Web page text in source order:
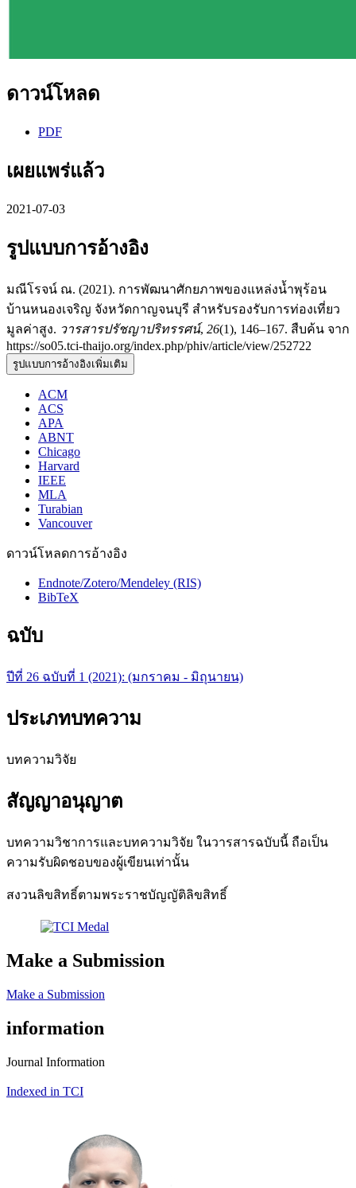
ดาวน์โหลด
PDF
เผยแพร่แล้ว
2021-07-03
รูปแบบการอ้างอิง
มณีโรจน์ ณ. (2021). การพัฒนาศักยภาพของแหล่งน้ำพุร้อน
บ้านหนองเจริญ จังหวัดกาญจนบุรี สำหรับรองรับการท่องเที่ยว
มูลค่าสูง. วารสารปรัชญาปริทรรศน์, 26(1), 146–167. สืบค้น จาก
https://so05.tci-thaijo.org/index.php/phiv/article/view/252722
รูปแบบการอ้างอิงเพิ่มเติม
ACM
ACS
APA
ABNT
Chicago
Harvard
IEEE
MLA
Turabian
Vancouver
ดาวน์โหลดการอ้างอิง
Endnote/Zotero/Mendeley (RIS)
BibTeX
ฉบับ
ปีที่ 26 ฉบับที่ 1 (2021): (มกราคม - มิถุนายน)
ประเภทบทความ
บทความวิจัย
สัญญาอนุญาต
บทความวิชาการและบทความวิจัย ในวารสารฉบับนี้ ถือเป็น
ความรับผิดชอบของผู้เขียนเท่านั้น
สงวนลิขสิทธิ์ตามพระราชบัญญัติลิขสิทธิ์
Make a Submission
Make a Submission
information
Journal Information
Indexed in TCI